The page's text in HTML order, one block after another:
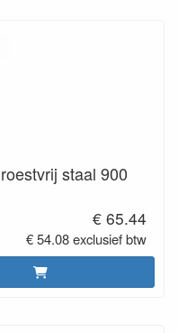
staal 900
€ 65.44
€ 54.08 exclusief btw